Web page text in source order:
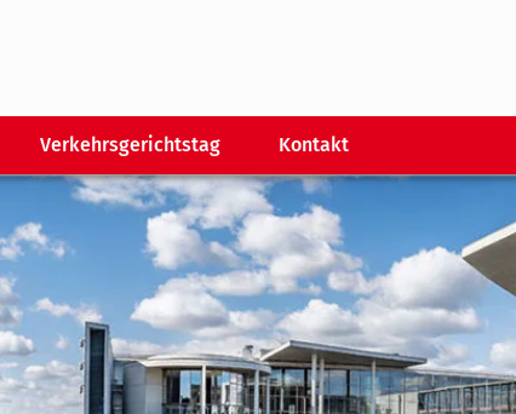
Verkehrsgerichtstag Kontakt